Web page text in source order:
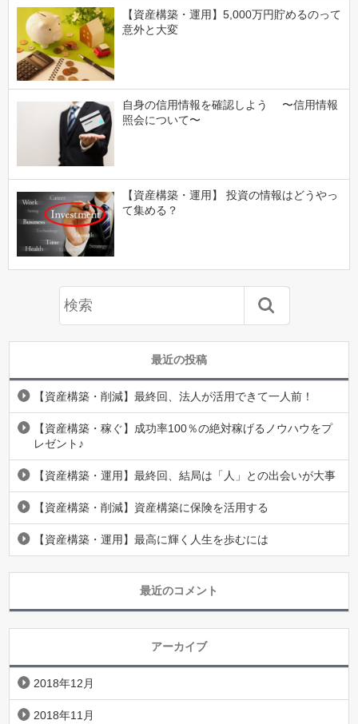
【資産構築・運用】5,000万円貯めるのって
意外と大変
自身の信用情報を確認しよう 〜信用情報
照会について〜
【資産構築・運用】 投資の情報はどうやっ
て集める？
最近の投稿
【資産構築・削減】最終回、法人が活用できて一人前！
【資産構築・稼ぐ】成功率100％の絶対稼げるノウハウをプ
レゼント♪
【資産構築・運用】最終回、結局は「人」との出会いが大事
【資産構築・削減】資産構築に保険を活用する
【資産構築・運用】最高に輝く人生を歩むには
最近のコメント
アーカイブ
2018年12月
2018年11月